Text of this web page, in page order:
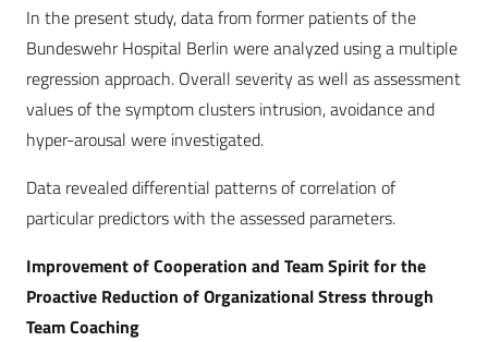
In the present study, data from former patients of the
Bundeswehr Hospital Berlin were analyzed using a multiple
regression approach. Overall severity as well as assessment
values of the symptom clusters intrusion, avoidance and
hyper-arousal were investigated.
Data revealed differential patterns of correlation of
particular predictors with the assessed parameters.
Improvement of Cooperation and Team Spirit for the
Proactive Reduction of Organizational Stress through
Team Coaching